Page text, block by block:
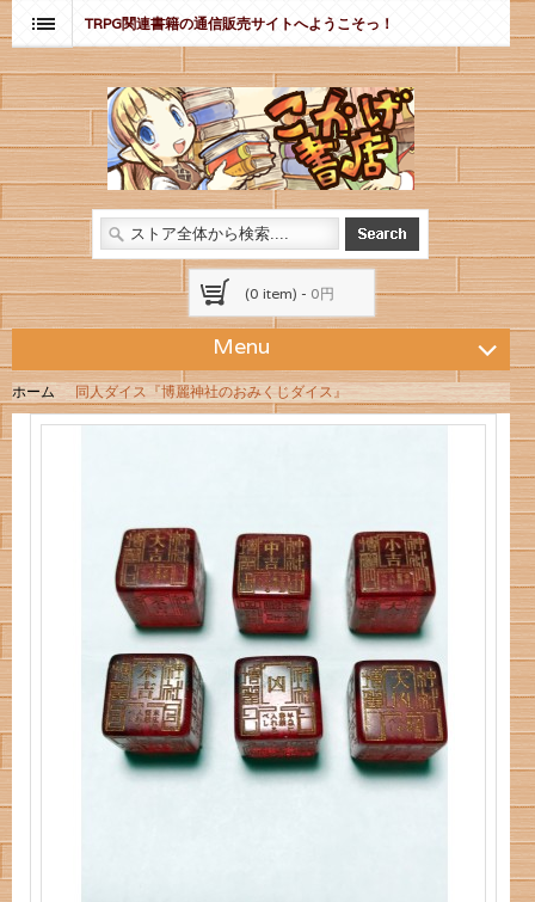
TRPG関連書籍の通信販売サイトへようこそっ！
(0 item) - 0円
Menu
ホーム 同人ダイス『博麗神社のおみくじダイス』